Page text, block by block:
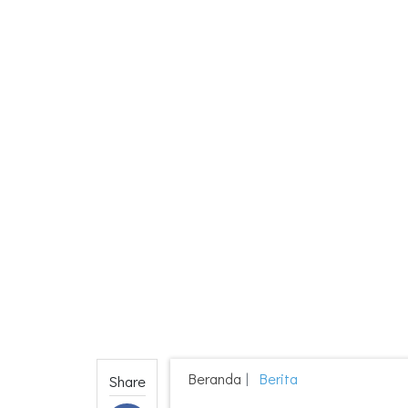
Share Beranda Berita